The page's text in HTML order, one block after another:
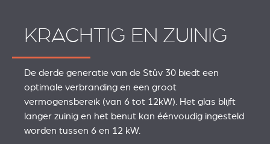
KRACHTIG EN ZUINIG
De derde generatie van de Stûv 30 biedt een
optimale verbranding en een groot
vermogensbereik (van 6 tot 12kW). Het glas blijft
langer zuinig en het benut kan éénvoudig ingesteld
worden tussen 6 en 12 kW.